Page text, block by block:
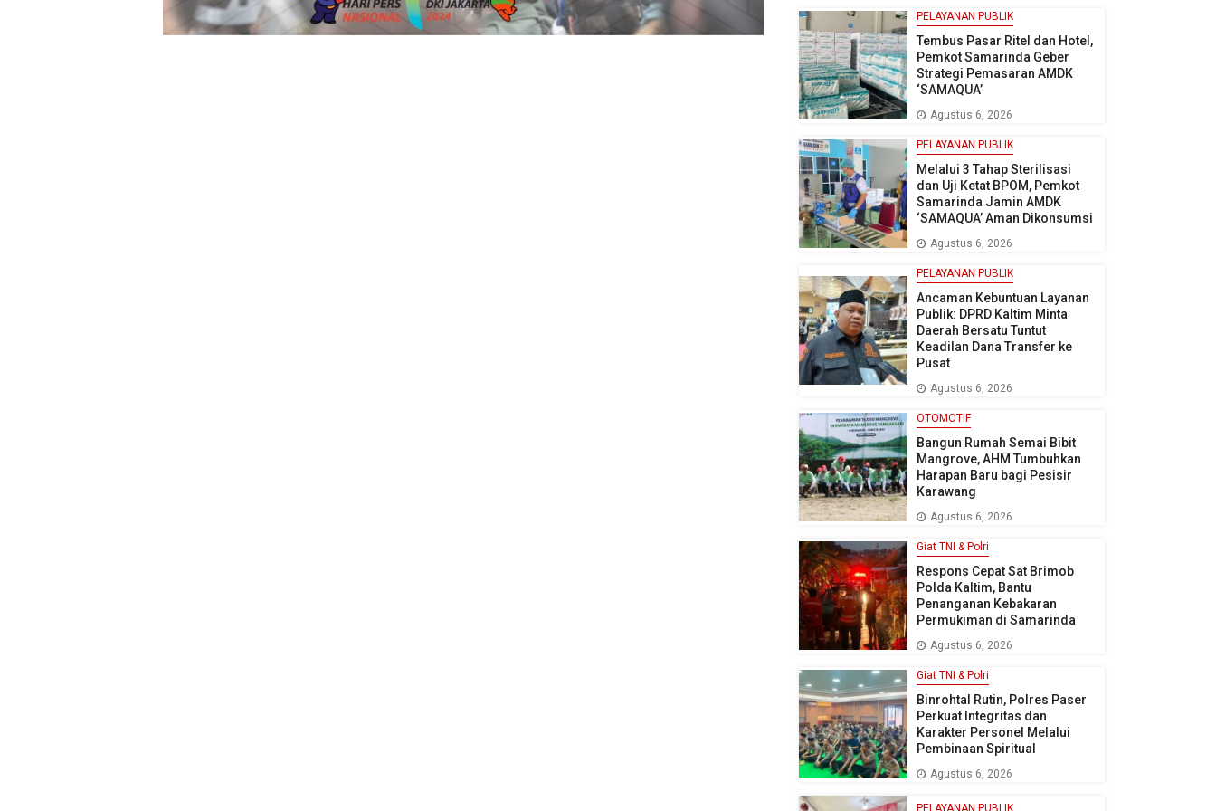
PELAYANAN PUBLIK
Tembus Pasar Ritel dan Hotel,
Pemkot Samarinda Geber
Strategi Pemasaran AMDK
‘SAMAQUA’
Agustus 6, 2026
PELAYANAN PUBLIK
Melalui 3 Tahap Sterilisasi
dan Uji Ketat BPOM, Pemkot
Samarinda Jamin AMDK
‘SAMAQUA’ Aman Dikonsumsi
Agustus 6, 2026
PELAYANAN PUBLIK
Ancaman Kebuntuan Layanan
Publik: DPRD Kaltim Minta
Daerah Bersatu Tuntut
Keadilan Dana Transfer ke
Pusat
Agustus 6, 2026
OTOMOTIF
Bangun Rumah Semai Bibit
Mangrove, AHM Tumbuhkan
Harapan Baru bagi Pesisir
Karawang
Agustus 6, 2026
Giat TNI & Polri
Respons Cepat Sat Brimob
Polda Kaltim, Bantu
Penanganan Kebakaran
Permukiman di Samarinda
Agustus 6, 2026
Giat TNI & Polri
Binrohtal Rutin, Polres Paser
Perkuat Integritas dan
Karakter Personel Melalui
Pembinaan Spiritual
Agustus 6, 2026
PELAYANAN PUBLIK